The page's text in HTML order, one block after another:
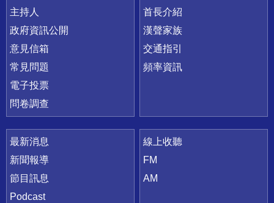
主持人
政府資訊公開
意見信箱
常見問題
電子投票
問卷調查
首長介紹
漢聲家族
交通指引
頻率資訊
最新消息
新聞報導
節目訊息
Podcast
線上收聽
FM
AM